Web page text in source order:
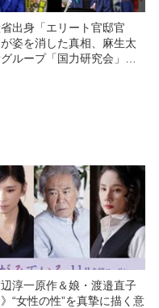
出身「エリート官邸官
姿を消した真相、麻生太
ループ「国力研究会」、
辺淳一原作＆娘・渡邉直子
“女性の性”を真摯に描く意